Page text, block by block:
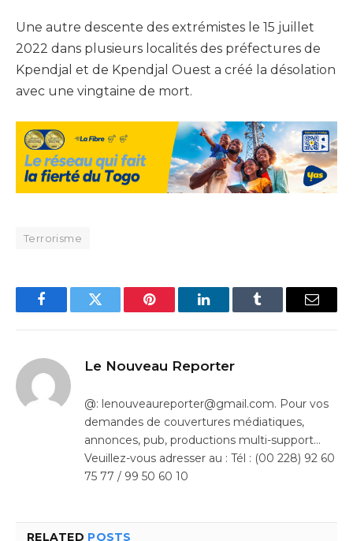
Une autre descente des extrémistes le 15 juillet
2022 dans plusieurs localités des préfectures de
Kpendjal et de Kpendjal Ouest a créé la désolation
avec une vingtaine de mort.
Terrorisme
FacebookTwitter Pinterest LinkedInTumblr Email
Le Nouveau Reporter
@: lenouveaureporter@gmail.com. Pour vos
demandes de couvertures médiatiques,
annonces, pub, productions multi-support…
Veuillez-vous adresser au : Tél : (00 228) 92 60
75 77 / 99 50 60 10
RELATED POSTS